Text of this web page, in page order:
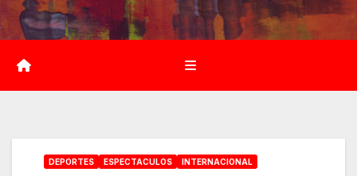
Saltar
al
contenido
DEPORTES ESPECTACULOS INTERNACIONAL